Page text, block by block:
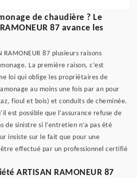
de chaudière ? Le
87 avance les
RAMONEUR 87 plusieurs raisons
La première raison, c’est
loi qui oblige les propriétaires de
au moins une fois par an pour
fioul et bois) et conduits de cheminée.
est possible que l’assurance refuse de
de sinistre si l’entretien n’a pas été
insiste sur le fait que pour une
effectué par un professionnel certifié
ARTISAN RAMONEUR 87